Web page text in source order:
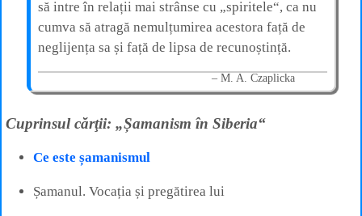
să intre în relații mai strânse cu „spiritele“, ca nu
cumva să atragă nemulțumirea acestora față de
neglijența sa și față de lipsa de recunoștință.
M. A. Czaplicka
Cuprinsul cărţii: „Șamanism în Siberia“
Ce este șamanismul
Șamanul. Vocația și pregătirea lui